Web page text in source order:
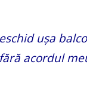
ușa
acordul